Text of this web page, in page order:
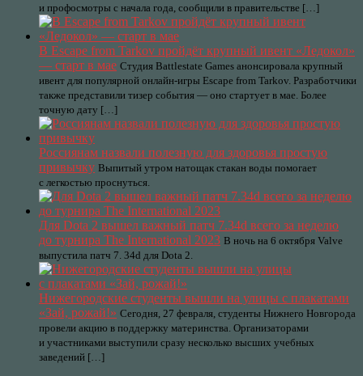
и профосмотры с начала года, сообщили в правительстве […]
В Escape from Tarkov пройдёт крупный ивент «Ледокол»
— старт в мае Студия Battlestate Games анонсировала крупный
ивент для популярной онлайн-игры Escape from Tarkov. Разработчики
также представили тизер события — оно стартует в мае. Более
точную дату […]
Россиянам назвали полезную для здоровья простую
привычку Выпитый утром натощак стакан воды помогает
с легкостью проснуться.
Для Dota 2 вышел важный патч 7.34d всего за неделю
до турнира The International 2023 В ночь на 6 октября Valve
выпустила патч 7. 34d для Dota 2.
Нижегородские студенты вышли на улицы с плакатами
«Зай, рожай!» Сегодня, 27 февраля, студенты Нижнего Новгорода
провели акцию в поддержку материнства. Организаторами
и участниками выступили сразу несколько высших учебных
заведений […]